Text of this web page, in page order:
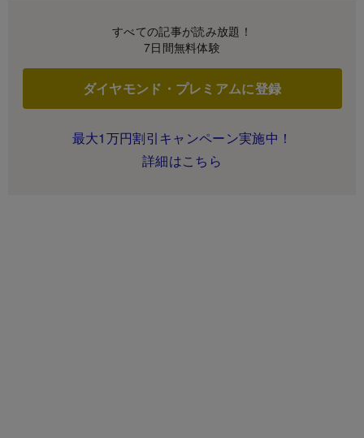
すべての記事が読み放題！
7日間無料体験
ダイヤモンド・プレミアムに登録
最大1万円割引キャンペーン実施中！
詳細はこちら